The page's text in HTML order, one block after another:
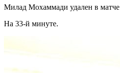
Милад Мохаммади удален в
На 33-й минуте.